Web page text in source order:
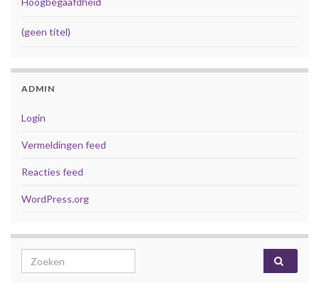
(geen titel)
ADMIN
Login
Vermeldingen feed
Reacties feed
WordPress.org
Search for: